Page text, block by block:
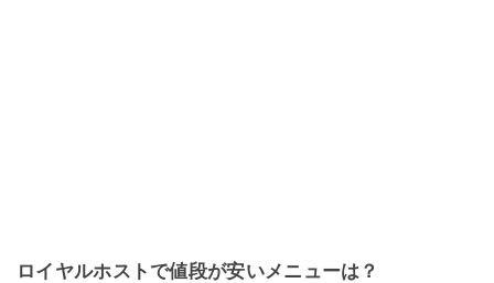
ロイヤルホストで値段が安いメニューは？